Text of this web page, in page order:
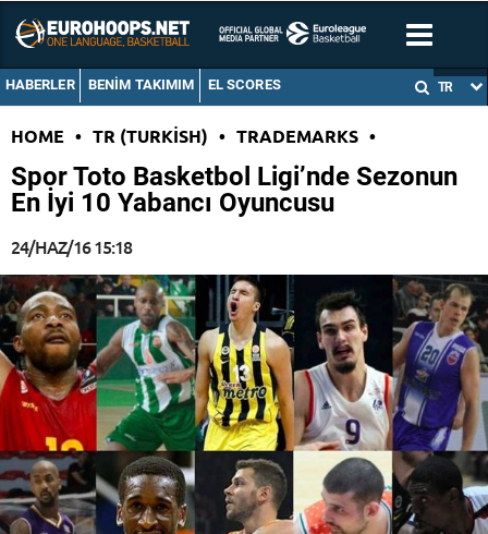
HABERLER BENIM TAKIMIM EL SCORES TR
HOME • TR (TURKISH) • TRADEMARKS •
Spor Toto Basketbol Ligi’nde Sezonun
En İyi 10 Yabancı Oyuncusu
24/HAZ/16 15:18